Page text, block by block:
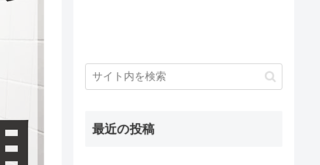
最近の投稿